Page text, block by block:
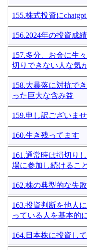
155.株式投資に
156.2024年の投資成績
157.多分、お金に生
切りできない人な気
158.大暴落に対抗で
った巨大な含み益
159.申し訳ございま
160.生き残ってます
161.通常時は損切り
場に参加し続けるこ
162.株の典型的な失
163.投資判断を他人
っている人を基本的
164.日本株に投資し